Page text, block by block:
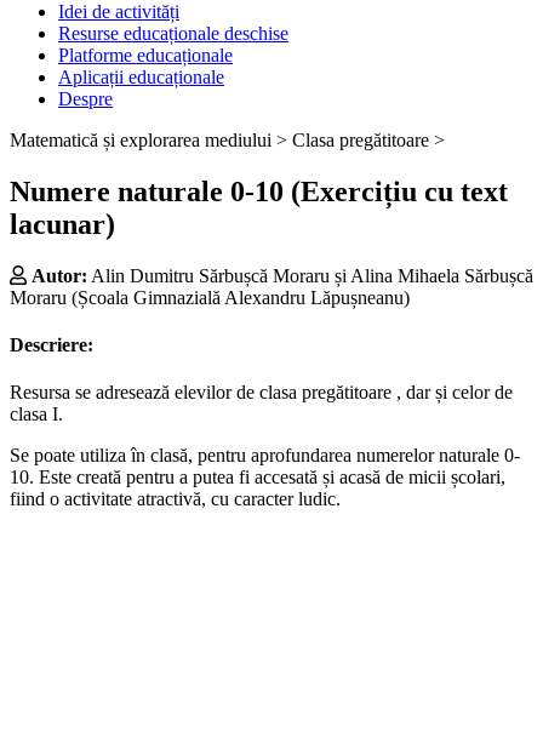
Idei de activități
Resurse educaționale deschise
Platforme educaționale
Aplicații educaționale
Despre
Matematică și explorarea mediului > Clasa pregătitoare >
Numere naturale 0-10 (Exercițiu cu text
lacunar)
Autor: Alin Dumitru Sărbușcă Moraru și Alina Mihaela Sărbușcă
Moraru (Școala Gimnazială Alexandru Lăpușneanu)
Descriere:
Resursa se adresează elevilor de clasa pregătitoare , dar și celor de
clasa I.
Se poate utiliza în clasă, pentru aprofundarea numerelor naturale 0-
10. Este creată pentru a putea fi accesată și acasă de micii școlari,
fiind o activitate atractivă, cu caracter ludic.